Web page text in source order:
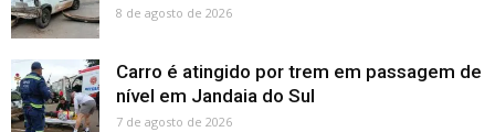
8 de agosto de 2026
Carro é atingido por trem em passagem de
nível em Jandaia do Sul
7 de agosto de 2026